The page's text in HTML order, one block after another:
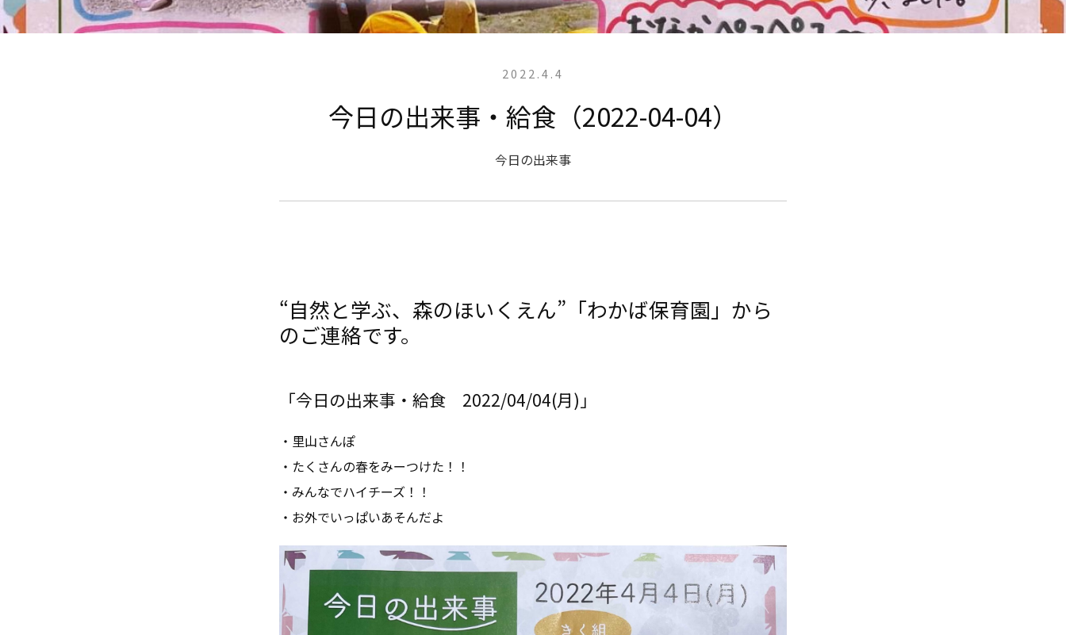
2022.4.4
今日の出来事・給食（2022-04-04）
今日の出来事
“自然と学ぶ、森のほいくえん”「わかば保育園」から
のご連絡です。
「今日の出来事・給食 2022/04/04(月)」
・里山さんぽ
・たくさんの春をみーつけた！！
・みんなでハイチーズ！！
・お外でいっぱいあそんだよ